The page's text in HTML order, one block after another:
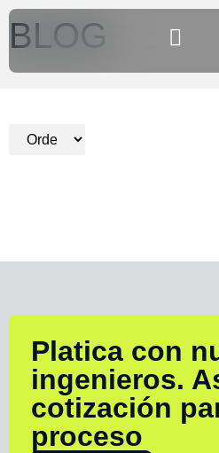
BLOG
Platica con
ingenieros.
cotización
proceso